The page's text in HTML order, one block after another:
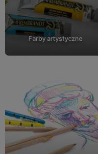
Farby artystyczne